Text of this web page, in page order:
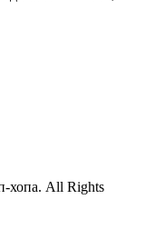
хопа. All Rights